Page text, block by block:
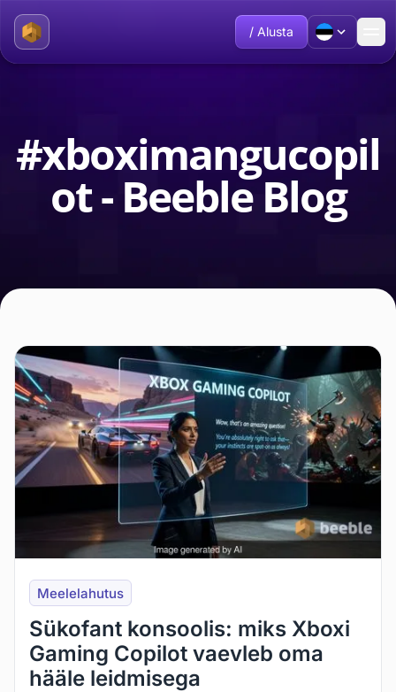
/ Alusta
#xboximangucopil
ot - Beeble Blog
Meelelahutus
Sükofant konsoolis: miks Xboxi
Gaming Copilot vaevleb oma
hääle leidmisega